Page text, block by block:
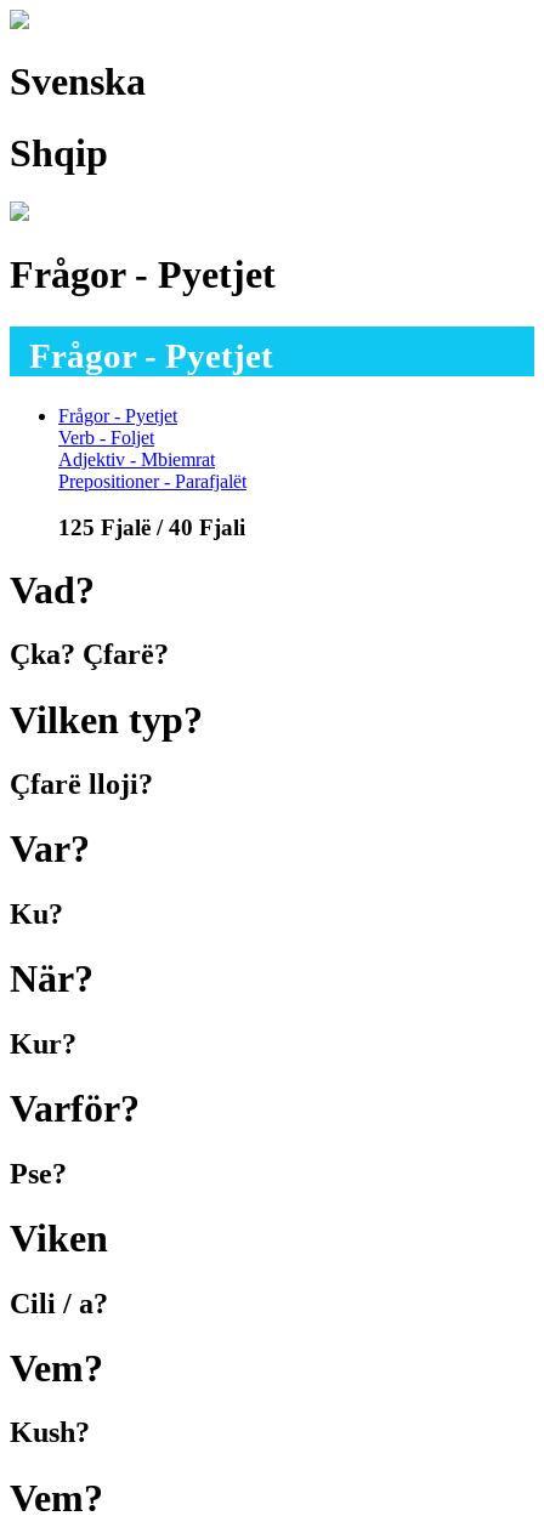
Svenska
Shqip
Frågor - Pyetjet
Frågor - Pyetjet
Frågor - Pyetjet
Verb - Foljet
Adjektiv - Mbiemrat
Prepositioner - Parafjalët
125 Fjalë / 40 Fjali
Vad?
Çka? Çfarë?
Vilken typ?
Çfarë lloji?
Var?
Ku?
När?
Kur?
Varför?
Pse?
Viken
Cili / a?
Vem?
Kush?
Vem?